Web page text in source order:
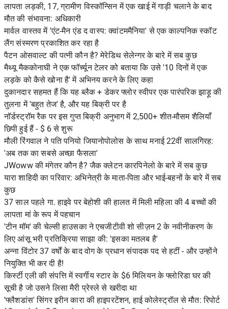
लापता लड़की, 17, ग्रामीण विस्कॉन्सिन में एक खाई में गाड़ी चलाने के बाद
मौत की संभावना: अधिकारी
मार्वल वास्तव में 'एंट-मैन एंड द वास्प: क्वांटममैनिया' से एक काल्पनिक स्कॉट
लैंग संस्मरण प्रकाशित कर रहा है
पैटन ओसवाल्ट की पत्नी कौन है? मेरेडिथ सेलेन्गर के बारे में सब कुछ
मैथ्यू मैककोनाघी ने एक फॉर्च्यून टेलर को बताया कि उसे '10 दिनों में एक
लड़के को कैसे खोना है' में अभिनय करने के लिए कहा
दुकानदार सहमत हैं कि यह ब्लैक + डेकर फ्लोर स्वीपर एक पारंपरिक झाड़ू की
तुलना में 'बहुत तेज' है, और यह बिक्री पर है
नॉर्डस्ट्रॉम रैक पर इस गुप्त बिक्री अनुभाग में 2,500+ शीत-मौसम शैलियाँ
छिपी हुई हैं - $ 6 से शुरू
मौली रिंगवाल ने पति पनियो जियानोपोलोस के साथ मनाई 22वीं सालगिरह:
'अब तक का सबसे अच्छा फैसला'
JWoww की मंगेतर कौन है? जैक क्लेटन कारपिनेलो के बारे में सब कुछ
यारा शाहिदी का परिवार: अभिनेत्री के माता-पिता और भाई-बहनों के बारे में सब
कुछ
37 साल पहले गा. हाइवे पर बेहोशी की हालत में मिली महिला की 4 बच्चों की
लापता मां के रूप में पहचान
'टीन मॉम' की चेल्सी हाउसका ने एचजीटीवी शो सीज़न 2 के नवीनीकरण के
लिए आंसू भरी प्रतिक्रिया साझा की: 'इसका मतलब है'
अन्ना विंटोर 37 वर्षों के बाद वोग के प्रधान संपादक पद से हटीं - और उन्होंने
नियुक्ति भी कर दी है!
किर्स्टी एली की संपत्ति में स्वर्गीय स्टार के $6 मिलियन के फ्लोरिडा घर की
सूची है जो उसने लिसा मैरी प्रेस्ले से खरीदा था
'फ्लैशडांस' सिंगर इरीन कारा की हाइपरटेंशन, हाई कोलेस्ट्रॉल से मौत: रिपोर्ट